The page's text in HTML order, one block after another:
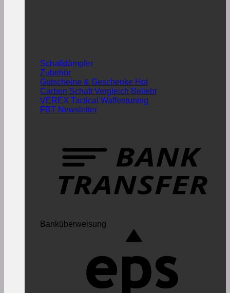
Schalldämpfer
Zubehör
Gutscheine & Geschenke
Carbon Schaft Vergleich
VEREX Tactical Waffentuning
FBT Newsletter
Banküberweisung